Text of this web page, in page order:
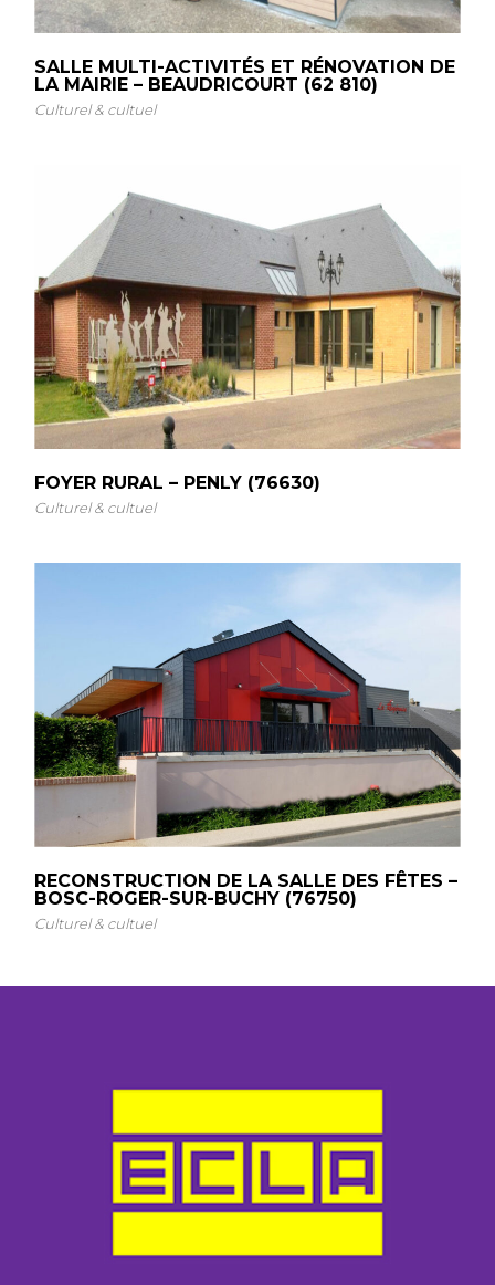
SALLE MULTI-ACTIVITÉS ET RÉNOVATION DE
LA MAIRIE – BEAUDRICOURT (62 810)
Culturel & cultuel
FOYER RURAL – PENLY (76630)
Culturel & cultuel
RECONSTRUCTION DE LA SALLE DES FÊTES –
BOSC-ROGER-SUR-BUCHY (76750)
Culturel & cultuel